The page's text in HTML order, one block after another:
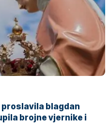
blagdan
brojne vjernike i